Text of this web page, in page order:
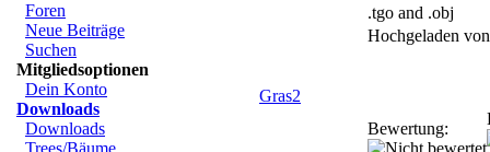
Foren
Neue Beiträge
Suchen
Mitgliedsoptionen
Dein Konto
Downloads
Downloads
Trees/Bäume
.tgo and .obj
Hochgeladen
Gras2
Bewertung: